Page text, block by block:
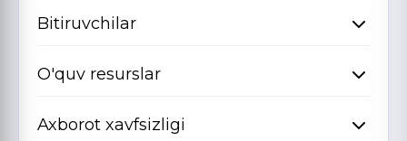
Bitiruvchilar
O'quv resurslar
Axborot xavfsizligi